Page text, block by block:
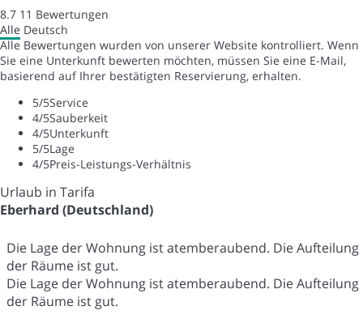
8.7 11 Bewertungen
Alle Deutsch
Alle Bewertungen wurden von unserer Website kontrolliert. Wenn
Sie eine Unterkunft bewerten möchten, müssen Sie eine E-Mail,
basierend auf Ihrer bestätigten Reservierung, erhalten.
5/5Service
4/5Sauberkeit
4/5Unterkunft
5/5Lage
4/5Preis-Leistungs-Verhältnis
Urlaub in Tarifa
Eberhard (Deutschland)
Die Lage der Wohnung ist atemberaubend. Die Aufteilung
der Räume ist gut.
Die Lage der Wohnung ist atemberaubend. Die Aufteilung
der Räume ist gut.